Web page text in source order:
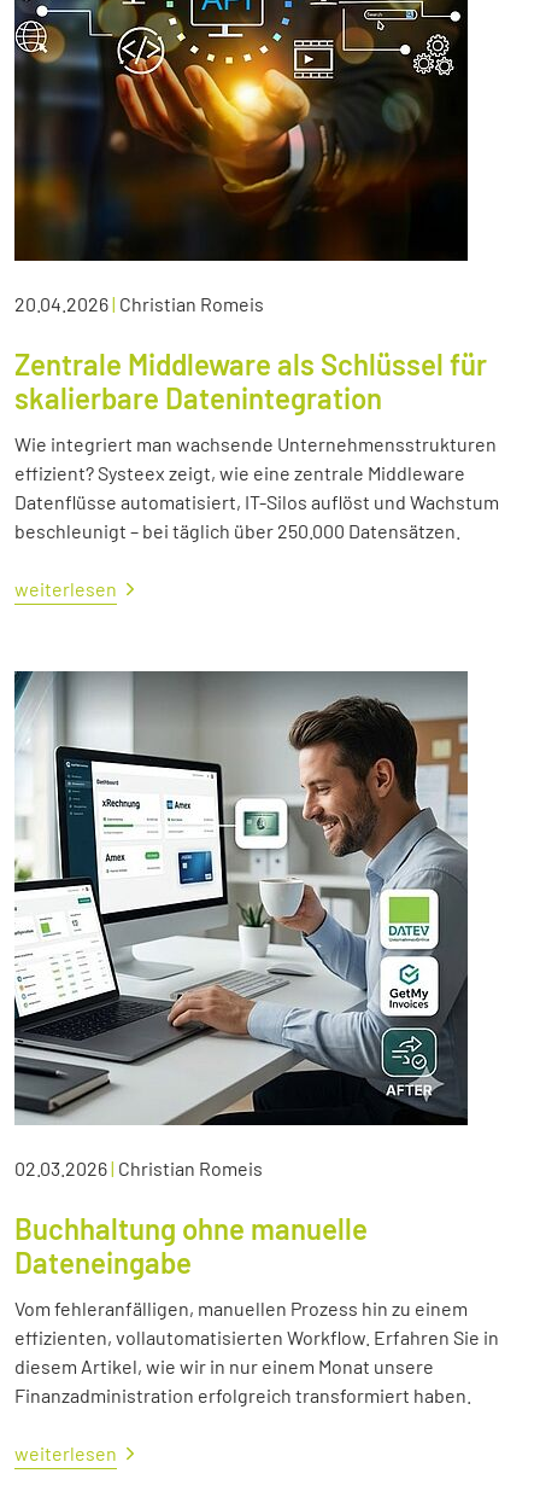
20.04.2026| Christian Romeis
Zentrale Middleware als Schlüssel für
skalierbare Datenintegration
Wie integriert man wachsende Unternehmensstrukturen
effizient? Systeex zeigt, wie eine zentrale Middleware
Datenflüsse automatisiert, IT-Silos auflöst und Wachstum
beschleunigt – bei täglich über 250.000 Datensätzen.
weiterlesen
02.03.2026| Christian Romeis
Buchhaltung ohne manuelle
Dateneingabe
Vom fehleranfälligen, manuellen Prozess hin zu einem
effizienten, vollautomatisierten Workflow. Erfahren Sie in
diesem Artikel, wie wir in nur einem Monat unsere
Finanzadministration erfolgreich transformiert haben.
weiterlesen